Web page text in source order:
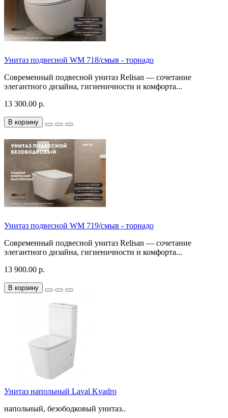
Унитаз подвесной WM 718/смыв - торнадо
Современный подвесной унитаз Relisan — сочетание
элегантного дизайна, гигиеничности и комфорта...
13 300.00 р.
В корзину
Унитаз подвесной WM 719/смыв - торнадо
Современный подвесной унитаз Relisan — сочетание
элегантного дизайна, гигиеничности и комфорта...
13 900.00 р.
В корзину
Унитаз напольный Laval Kvadro
напольный, безободковый унитаз..